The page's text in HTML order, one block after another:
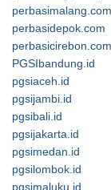
perbasimalang.com
perbasidepok.com
perbasicirebon.com
PGSIbandung.id
pgsiaceh.id
pgsijambi.id
pgsibali.id
pgsijakarta.id
pgsimedan.id
pgsilombok.id
pgsimaluku.id